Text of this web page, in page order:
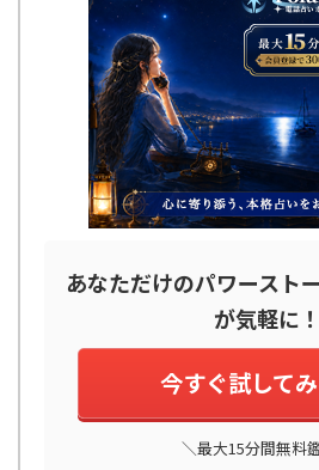
あなただけのパワースト
が気軽に！
今すぐ試して
＼最大15分間無料